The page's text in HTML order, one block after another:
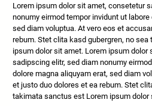
Lorem ipsum dolor sit amet, consetetur
nonumy eirmod tempor invidunt ut
sed diam voluptua. At vero eos et
rebum. Stet clita kasd gubergren, no
ipsum dolor sit amet. Lorem ipsum dolor
sadipscing elitr, sed diam nonumy
dolore magna aliquyam erat, sed diam
et justo duo dolores et ea rebum. Stet
takimata sanctus est Lorem ipsum dolor